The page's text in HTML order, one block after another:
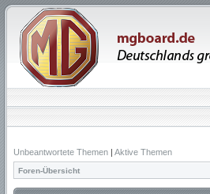
Unbeantwortete Themen | Aktive Themen
Foren-Übersicht